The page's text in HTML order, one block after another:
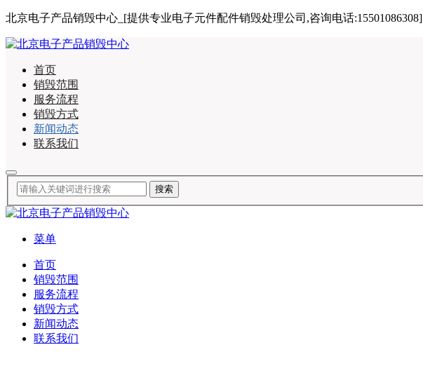
北京电子产品销毁中心_[提供专业电子元件配件销毁处理公司,咨询电话:15501086308]
首页
销毁范围
服务流程
销毁方式
新闻动态
联系我们
菜单
首页
销毁范围
服务流程
销毁方式
新闻动态
联系我们